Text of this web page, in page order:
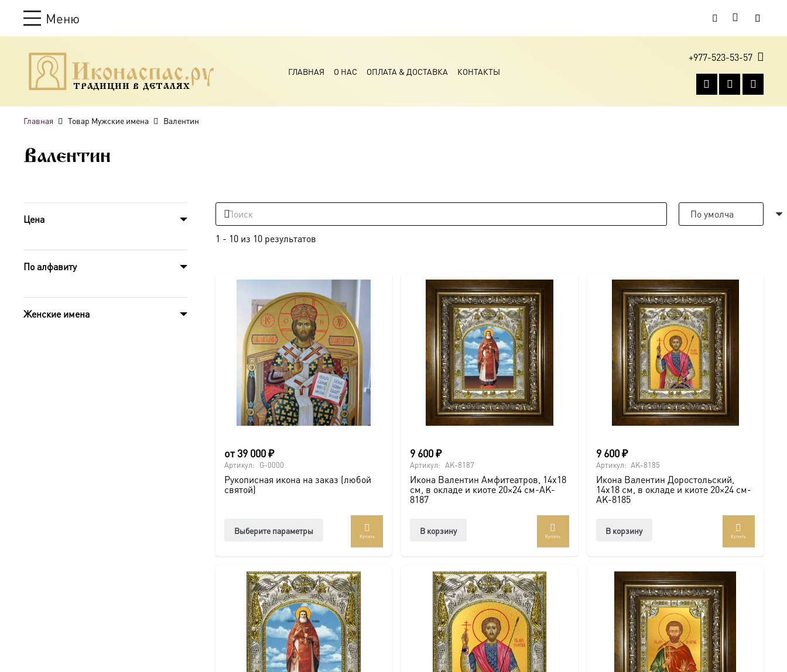
Меню
ТРАДИЦИИ В ДЕТАЛЯХ
ГЛАВНАЯ О НАС ОПЛАТА & ДОСТАВКА КОНТАКТЫ
+977-523-53-57
Главная Товар Мужские имена Валентин
Валентин
Цена
По алфавиту
Женские имена
1 - 10 из 10 результатов
от39 000₽
Артикул: G-0000
Рукописная икона на заказ (любой
святой)
Выберите параметры
вариаций.
Опции
можно
выбрать
на
странице
товара.
Купить
9 600₽
Артикул: AK-8187
Икона Валентин Амфитеатров, 14х18
см, в окладе и киоте 20×24 см-AK-
8187
В корзину
Купить
9 600₽
Артикул: AK-8185
Икона Валентин Доростольский,
14х18 см, в окладе и киоте 20×24 см-
AK-8185
В корзину
Купить